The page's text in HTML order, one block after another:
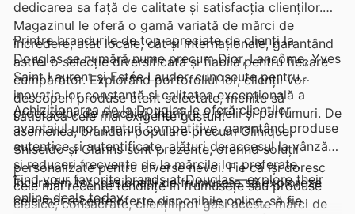
dedicarea sa față de calitate și satisfacția clienților.
Magazinul le oferă o gamă variată de mărci de
încredere, atât locale, cât și internaționale, garantând
astfel o selecție diversificată și fiabilă pentru fiecare
cumpărător. Explorând portofoliul lor, clienții vor
descoperi produse atent selectate, menite să
satisfacă cele mai exigente gusturi.
Printre brandurile de top apreciate de clienți la
Douglas se numără nume precum Dior, Lancôme, Yves
Saint Laurent și Estée Lauder, cunoscute pentru
inovația lor constantă și calitatea excepțională a
produselor de machiaj, îngrijire a pielii și parfumuri. De
asemenea, branduri populare precum Clinique,
Shiseido și Clarins sunt prezente, oferind soluții
personalizate pentru diverse nevoi. Fie că își doresc
cele mai recente tendințe în frumusețe sau produse
clasice, consacrate, clienții pot găsi aceste mărci de
Achiziționarea de la Douglas le oferă clienților
avantajul unor prețuri competitive, garantând produse
autentice și autentificate, alături de accesul la vânzări
și reduceri frecvente de la mărcile lor preferate.
Încurajăm toți pasionații de frumusețe să exploreze
cele mai recente oferte disponibile online, să fie
Find your favorite brands at Douglas—explore their
online deals today.